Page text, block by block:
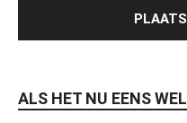
ALS HET NU EENS